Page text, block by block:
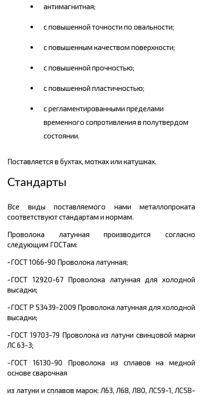
антимагнитная;
с повышенной точности по овальности;
с повышенным качеством поверхности;
с повышенной прочностью;
с повышенной пластичностью;
с регламентированными пределами
временного сопротивления в полутвердом
состоянии.
Поставляется в бухтах, мотках или катушках.
Стандарты
Все виды поставляемого нами металлопроката
соответствуют стандартам и нормам.
Проволока латунная производится согласно
следующим ГОСТам:
-ГОСТ 1066-90 Проволока латунная;
-ГОСТ 12920-67 Проволока латунная для холодной
высадки;
-ГОСТ Р 53439-2009 Проволока латунная для холодной
высадки;
-ГОСТ 19703-79 Проволока из латуни свинцовой марки
ЛС 63-3;
-ГОСТ 16130-90 Проволока из сплавов на медной
основе сварочная
из латуни и сплавов марок: Л63, Л68, Л80, ЛС59-1, ЛС58-